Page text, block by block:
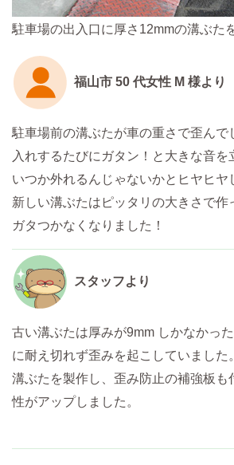
駐車場の出入口に厚さ12mmの溝ぶた
福山市 50 代女性 M 様より
駐車場前の溝ぶたが車の重さで歪んで
入れするたびにガタン！と大きな音を
いつか外れるんじゃないかとヒヤヒヤ
新しい溝ぶたはピッタリの大きさで作
ガタつかなくなりました！
スタッフより
古い溝ぶたは厚みが9mm しかなかっ
に耐え切れず歪みを起こしていました
溝ぶたを製作し、歪み防止の補強板も
性がアップしました。